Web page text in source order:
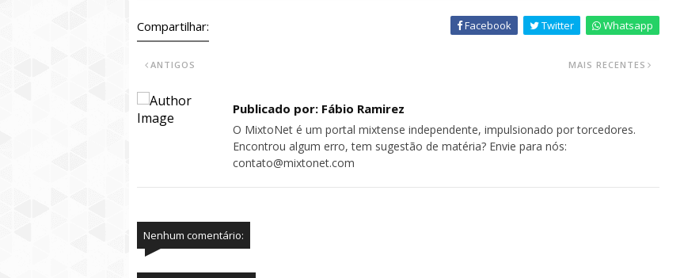
Compartilhar: Facebook Twitter Whatsapp
MAIS RECENTES
ANTIGOS
Publicado por: Fábio Ramirez
O MixtoNet é um portal mixtense independente, impulsionado por torcedores.
Encontrou algum erro, tem sugestão de matéria? Envie para nós:
contato@mixtonet.com
Nenhum comentário: